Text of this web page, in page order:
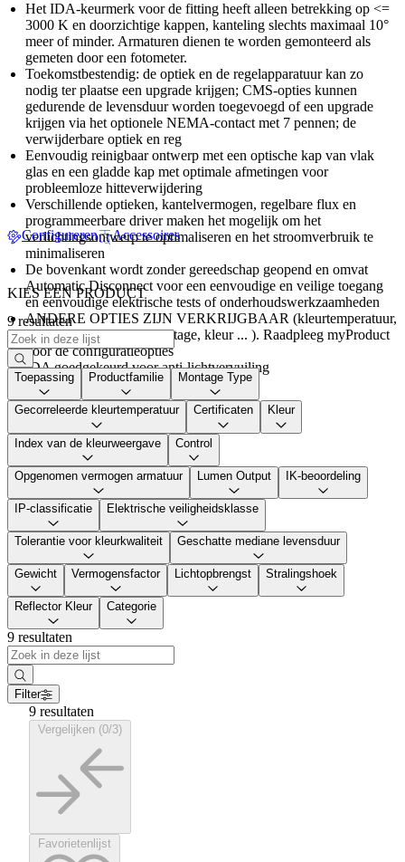
Het IDA-keurmerk voor de fitting heeft alleen betrekking op <=
3000 K en doorzichtige kappen, kanteling slechts maximaal 10°
meer of minder. Armaturen dienen te worden gemonteerd als
gemeten door een fotometer.
Toekomstbestendig: de optiek en de regelapparatuur kan zo
nodig ter plaatse een upgrade krijgen; CMS-opties kunnen
gedurende de levensduur worden toegevoegd of een upgrade
krijgen via het optionele NEMA-contact met 7 pennen; de
verwijderbare optiek en reg
Eenvoudig reinigbaar ontwerp met een optische kap van vlak
glas en een gladde kap met optimale afmetingen voor
probleemloze hitteverwijdering
Verschillende optieken, kantelvermogen, regelbare flux en
programmeerbare driver maken het mogelijk om het
verlichtingsontwerp te optimaliseren en het stroomverbruik te
minimaliseren
De bovenkant wordt zonder gereedschap geopend en omvat
Automatic Disconnect voor een eenvoudige en veilige toegang
en eenvoudige elektrische tests of onderhoudswerkzaamheden
ANDERE OPTIES ZIJN VERKRIJGBAAR (kleurtemperatuur,
besturingselementen, montage, kleur ... ). Raadpleeg myProduct
voor de configuratieopties
IDA goedgekeurd voor anti-lichtvervuiling
Configureren Accessoires
KIES EEN PRODUCT
9 resultaten
Toepassing Productfamilie Montage Type
Gecorreleerde kleurtemperatuur Certificaten Kleur
Index van de kleurweergave Control
Opgenomen vermogen armatuur Lumen Output IK-beoordeling
IP-classificatie Elektrische veiligheidsklasse
Tolerantie voor kleurkwaliteit Geschatte mediane levensduur
Gewicht Vermogensfactor Lichtopbrengst Stralingshoek
Reflector Kleur Categorie
9 resultaten
Filter
9 resultaten